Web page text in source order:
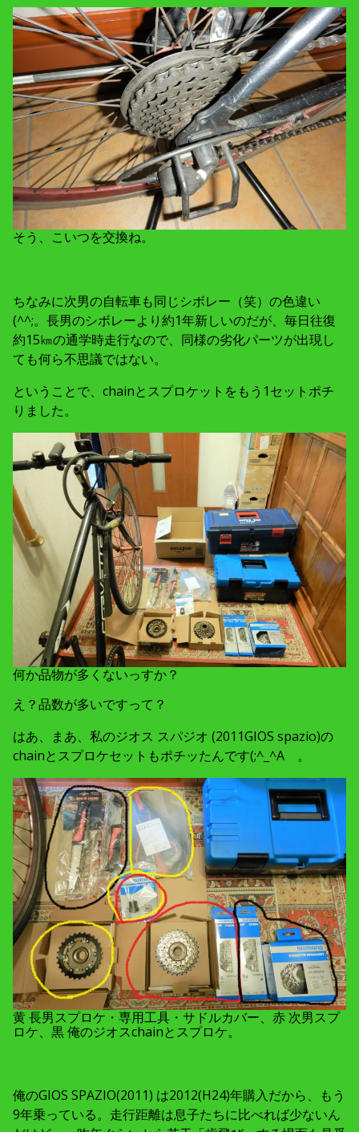
そう、こいつを交換ね。
ちなみに次男の自転車も同じシボレー（笑）の色違い
(^^;。長男のシボレーより約1年新しいのだが、毎日往復
約15㎞の通学時走行なので、同様の劣化パーツが出現し
ても何ら不思議ではない。
ということで、chainとスプロケットをもう1セットポチ
りました。
何か品物が多くないっすか？
え？品数が多いですって？
はあ、まあ、私のジオス スパジオ (2011GIOS spazio)の
chainとスプロケセットもポチッたんです(;^_^A 。
黄 長男スプロケ・専用工具・サドルカバー、赤 次男スプ
ロケ、黒 俺のジオスchainとスプロケ。
俺のGIOS SPAZIO(2011) は2012(H24)年購入だから、もう
9年乗っている。走行距離は息子たちに比べれば少ないん